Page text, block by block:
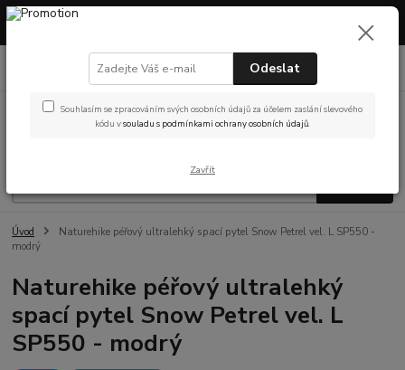
Máme otevřeno! Showroom v Českých Budějovicích – prohlédněte si
Úvod
Naturehike péřový ultralehký spací pytel Snow Petrel vel. L SP550 -
modrý
Naturehike péřový ultralehký
spací pytel Snow Petrel vel. L
SP550 - modrý
Odeslat
Souhlasím se zpracováním svých osobních údajů za účelem zaslání slevového
kódu vsouladu s podmínkami ochrany osobních údajů.
Zavřít